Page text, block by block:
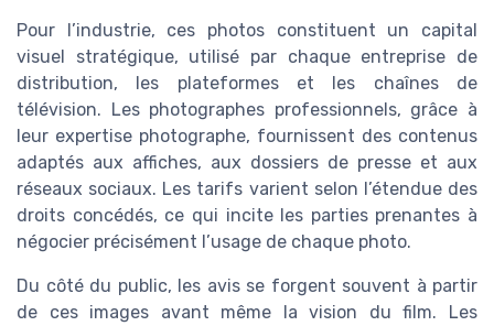
Pour l’industrie, ces photos constituent un capital
visuel stratégique, utilisé par chaque entreprise de
distribution, les plateformes et les chaînes de
télévision. Les photographes professionnels, grâce à
leur expertise photographe, fournissent des contenus
adaptés aux affiches, aux dossiers de presse et aux
réseaux sociaux. Les tarifs varient selon l’étendue des
droits concédés, ce qui incite les parties prenantes à
négocier précisément l’usage de chaque photo.
Du côté du public, les avis se forgent souvent à partir
de ces images avant même la vision du film. Les